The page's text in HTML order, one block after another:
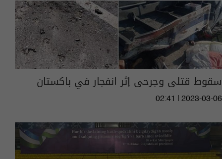
سقوط قتلى وجرحى إثر انفجار في باكستان
02:41 | 2023-03-06